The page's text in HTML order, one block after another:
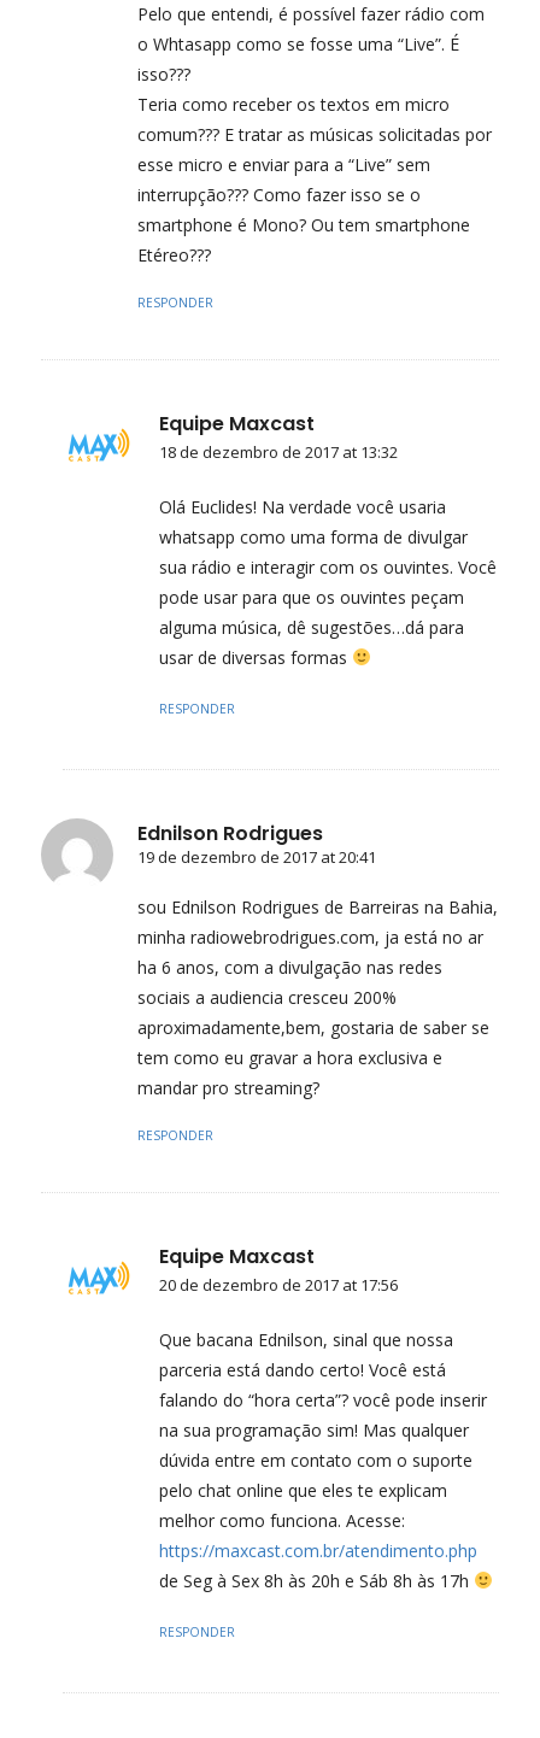
Pelo que entendi, é possível fazer rádio com
o Whtasapp como se fosse uma “Live”. É
isso???
Teria como receber os textos em micro
comum??? E tratar as músicas solicitadas por
esse micro e enviar para a “Live” sem
interrupção??? Como fazer isso se o
smartphone é Mono? Ou tem smartphone
Etéreo???
RESPONDER
Equipe Maxcast
18 de dezembro de 2017 at 13:32
Olá Euclides! Na verdade você usaria
whatsapp como uma forma de divulgar
sua rádio e interagir com os ouvintes. Você
pode usar para que os ouvintes peçam
alguma música, dê sugestões…dá para
usar de diversas formas
RESPONDER
Ednilson Rodrigues
19 de dezembro de 2017 at 20:41
sou Ednilson Rodrigues de Barreiras na Bahia,
minha radiowebrodrigues.com, ja está no ar
ha 6 anos, com a divulgação nas redes
sociais a audiencia cresceu 200%
aproximadamente,bem, gostaria de saber se
tem como eu gravar a hora exclusiva e
mandar pro streaming?
RESPONDER
Equipe Maxcast
20 de dezembro de 2017 at 17:56
Que bacana Ednilson, sinal que nossa
parceria está dando certo! Você está
falando do “hora certa”? você pode inserir
na sua programação sim! Mas qualquer
dúvida entre em contato com o suporte
pelo chat online que eles te explicam
melhor como funciona. Acesse:
https://maxcast.com.br/atendimento.php
de Seg à Sex 8h às 20h e Sáb 8h às 17h
RESPONDER